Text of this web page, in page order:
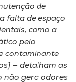
de
falta de espaço
como a
pelo
contaminante
— detalham as
não gera odores